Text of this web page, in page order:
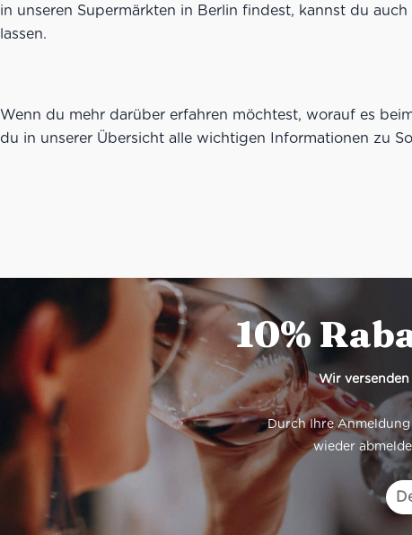
in unseren Supermärkten in Berlin findest, kannst du
lassen.
Wenn du mehr darüber erfahren möchtest, worauf es
du in unserer Übersicht alle wichtigen Informationen zu
10%
Wir
Durch Ihre
wieder